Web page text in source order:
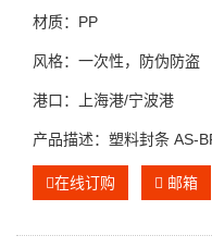
材质：PP
风格：一次性，防伪防盗
港口：上海港/宁波港
产品描述：塑料封条 AS-
在线订购 邮箱